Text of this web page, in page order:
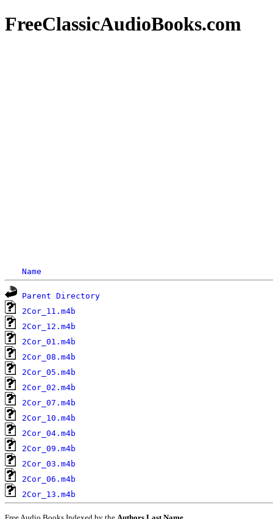
FreeClassicAudioBooks.com
Name
Parent Directory
2Cor_11.m4b
2Cor_12.m4b
2Cor_01.m4b
2Cor_08.m4b
2Cor_05.m4b
2Cor_02.m4b
2Cor_07.m4b
2Cor_10.m4b
2Cor_04.m4b
2Cor_09.m4b
2Cor_03.m4b
2Cor_06.m4b
2Cor_13.m4b